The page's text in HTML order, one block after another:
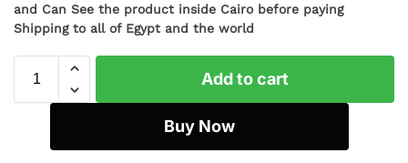
and Can See the product inside Cairo before paying
Shipping to all of Egypt and the world
Add to cart
Buy Now